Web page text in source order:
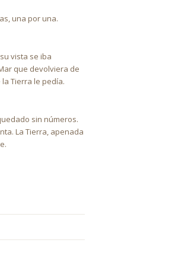
una por una.
vista se iba
que devolviera de
Tierra le pedía.
sin números.
La Tierra, apenada